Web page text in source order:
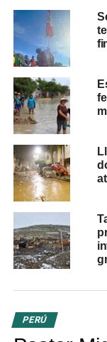
deslizamientos.
RELATED TOPICS:
Nueva ley
para mejorar
DON'T MISS
Falleció Mario
PERÚ